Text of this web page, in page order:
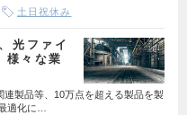
土日祝休み
光ファイ
々な業
製品等、10万点を超える製品を製
適化に…